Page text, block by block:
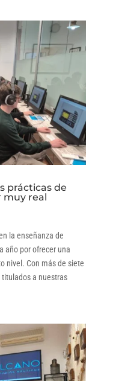
prácticas de
muy real
la enseñanza de
año por ofrecer una
nivel. Con más de siete
a nuestras